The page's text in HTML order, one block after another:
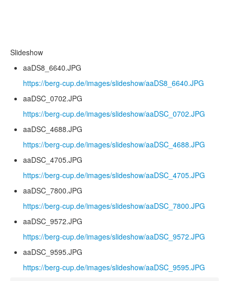
Slideshow
aaDS8_6640.JPG
https://berg-cup.de/images/slideshow/aaDS8_6640.JPG
aaDSC_0702.JPG
https://berg-cup.de/images/slideshow/aaDSC_0702.JPG
aaDSC_4688.JPG
https://berg-cup.de/images/slideshow/aaDSC_4688.JPG
aaDSC_4705.JPG
https://berg-cup.de/images/slideshow/aaDSC_4705.JPG
aaDSC_7800.JPG
https://berg-cup.de/images/slideshow/aaDSC_7800.JPG
aaDSC_9572.JPG
https://berg-cup.de/images/slideshow/aaDSC_9572.JPG
aaDSC_9595.JPG
https://berg-cup.de/images/slideshow/aaDSC_9595.JPG